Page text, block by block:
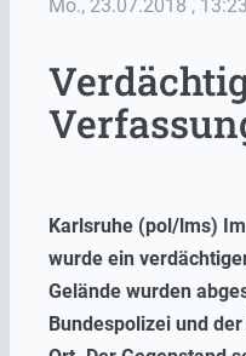
Mo., 23.07.2018 ,
Karlsruhe (pol/lms)
wurde ein
Gelände wurden
Bundespolizei und